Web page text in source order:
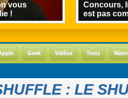
vous
!
Concours,
est pas
Geek Vidéos Tests
: LE